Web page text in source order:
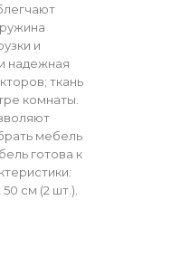
и
надежная
ткань
комнаты.
мебель
готова к
см (2 шт.).